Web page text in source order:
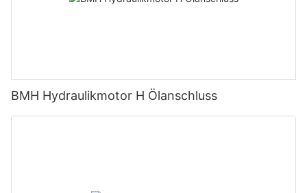
BMH Hydraulikmotor H Ölanschluss